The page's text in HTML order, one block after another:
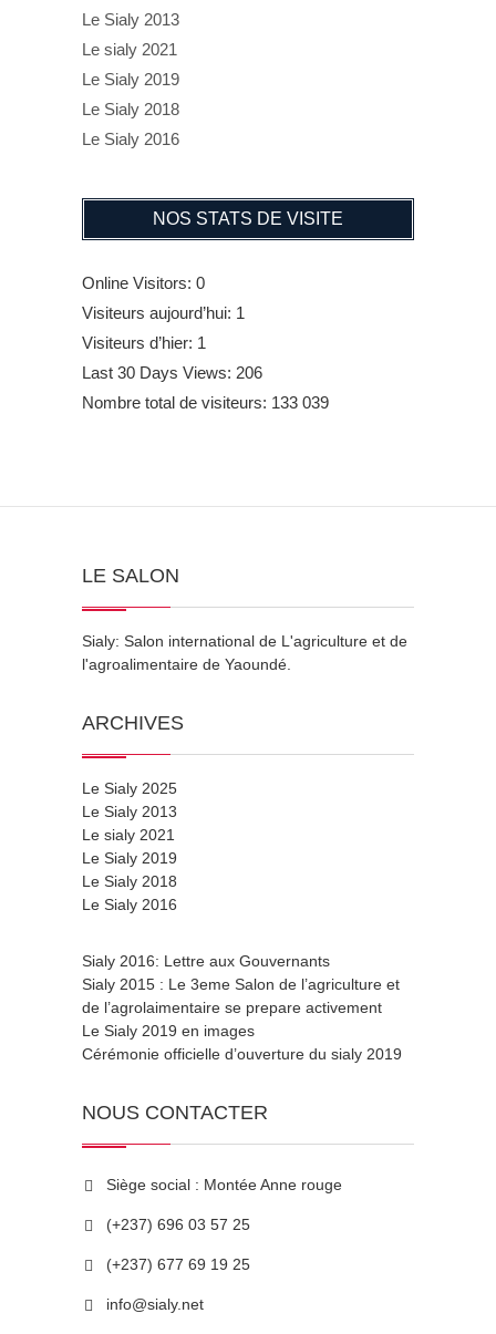
Le Sialy 2013
Le sialy 2021
Le Sialy 2019
Le Sialy 2018
Le Sialy 2016
NOS STATS DE VISITE
Online Visitors: 0
Visiteurs aujourd’hui: 1
Visiteurs d’hier: 1
Last 30 Days Views: 206
Nombre total de visiteurs: 133 039
LE SALON
Sialy: Salon international de L'agriculture et de
l'agroalimentaire de Yaoundé.
ARCHIVES
Le Sialy 2025
Le Sialy 2013
Le sialy 2021
Le Sialy 2019
Le Sialy 2018
Le Sialy 2016
Sialy 2016: Lettre aux Gouvernants
Sialy 2015 : Le 3eme Salon de l’agriculture et
de l’agrolaimentaire se prepare activement
Le Sialy 2019 en images
Cérémonie officielle d’ouverture du sialy 2019
NOUS CONTACTER
Siège social : Montée Anne rouge
(+237) 696 03 57 25
(+237) 677 69 19 25
info@sialy.net